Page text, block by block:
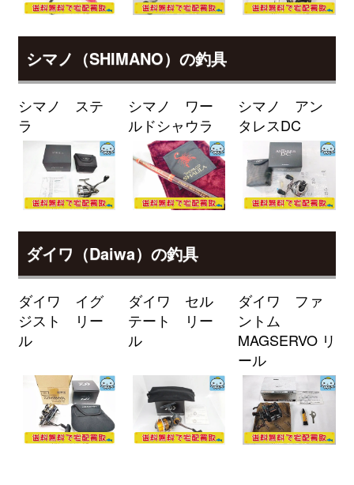
turi20260401（2026/04/30迄）
ダイワ ロッド 22 モアザン ブラン
ジーノ EX AGS 93L/M-S 未使用
釣具買取クーポン
25,000円
ダイワ ロッド モアザン ブランジ
ーノ EX AGS 97ML/M 未使用
釣具買取クーポン
g-
turi20260403（2026/04/30迄）
24,000円
2026/04/04
ダイワ ロッド モアザン ワイズメ
ン AGS 130M-4 未使用
釣具買取クーポンg-
turi20260404 （2026/04/30迄）
24,000円
2026/04/04
ダイワ ロッド 25 モアザン 106M
J 未使用
釣具買取クーポンg-
turi20260405
（2026/04/30迄）
24,000円
2026/04/04
9SP 12V 未使用
釣具買取クーポン
turi20260307-
（2026/03/31迄）
60,000円
2026/03/07
ミヤマエ 電動リール ハイパワー
24,000円
シマノ（SHIMANO）の釣具
シマノ ステ
ラ
シマノ ワー
ルドシャウラ
シマノ アン
タレスDC
ダイワ（Daiwa）の釣具
ダイワ イグ
ジスト リー
ル
ダイワ セル
テート リー
ル
ダイワ ファ
ントム
MAGSERVO リ
ール